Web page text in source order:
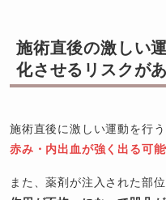
施術直後の激しい
化させるリスクが
施術直後に激しい運動を行う
赤み・内出血が強く出る可
また、薬剤が注入された部